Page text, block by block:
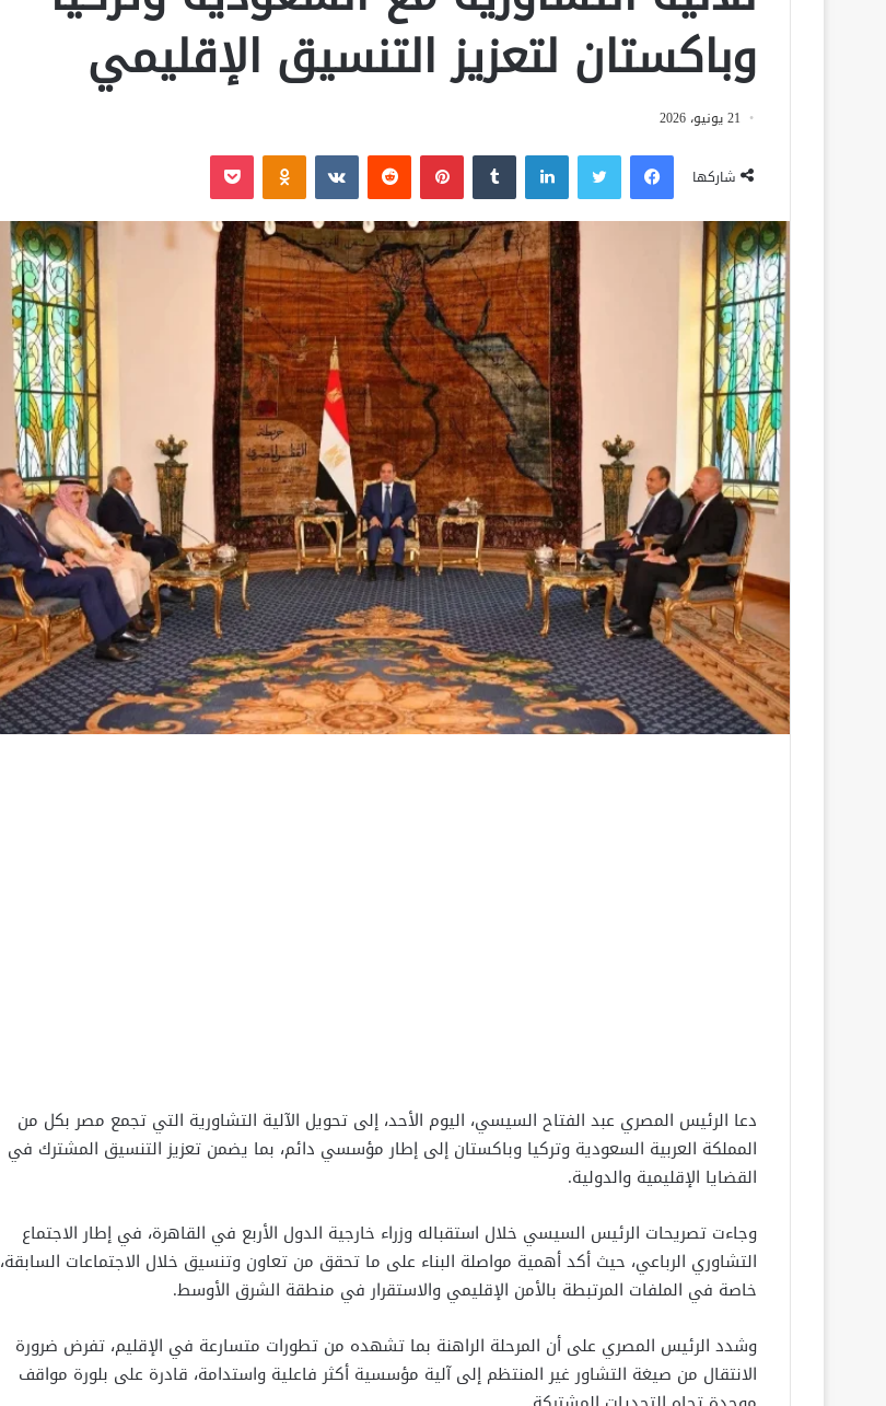
وباكستان لتعزيز التنسيق الإقليمي
21 يونيو، 2026
شاركها
فيسبوك لينكدإن بينتيريست
دعا الرئيس المصري عبد الفتاح السيسي، اليوم الأحد، إلى تحويل الآلية التشاورية التي تجمع مصر بكل من
المملكة العربية السعودية وتركيا وباكستان إلى إطار مؤسسي دائم، بما يضمن تعزيز التنسيق المشترك في
القضايا الإقليمية والدولية.
وجاءت تصريحات الرئيس السيسي خلال استقباله وزراء خارجية الدول الأربع في القاهرة، في إطار الاجتماع
التشاوري الرباعي، حيث أكد أهمية مواصلة البناء على ما تحقق من تعاون وتنسيق خلال الاجتماعات السابقة،
خاصة في الملفات المرتبطة بالأمن الإقليمي والاستقرار في منطقة الشرق الأوسط.
وشدد الرئيس المصري على أن المرحلة الراهنة بما تشهده من تطورات متسارعة في الإقليم، تفرض ضرورة
الانتقال من صيغة التشاور غير المنتظم إلى آلية مؤسسية أكثر فاعلية واستدامة، قادرة على بلورة مواقف